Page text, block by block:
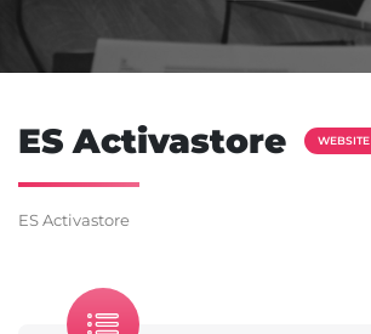
ES Activastore WEBSITE
ES Activastore